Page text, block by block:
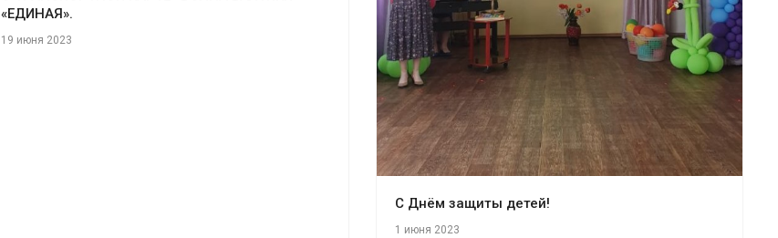
«ЕДИНАЯ».
19 июня 2023
С Днём защиты детей!
1 июня 2023